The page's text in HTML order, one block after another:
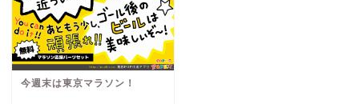
今週末は東京マラソン！